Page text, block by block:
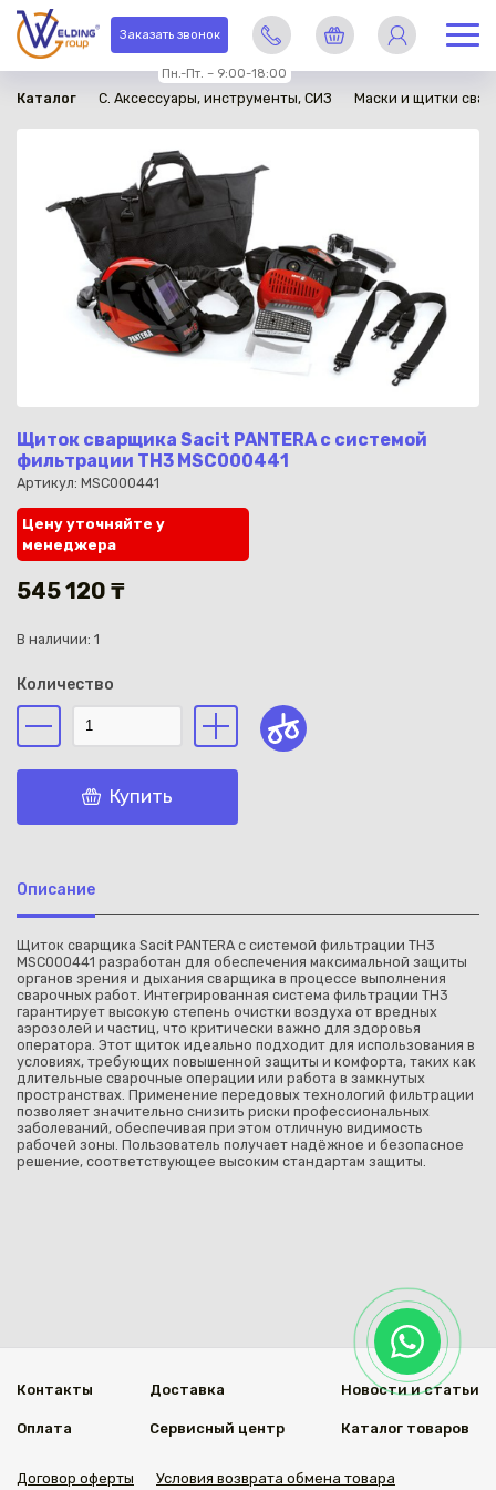
Заказать звонок
Пн.-Пт. – 9:00-18:00
Каталог C. Аксессуары, инструменты, СИЗ Маски и щитки
Щиток сварщика Sacit PANTERA с системой
фильтрации TH3 MSC000441
Артикул: MSC000441
в наличии
Цену уточняйте у
менеджера
545 120 ₸
В наличии: 1
Количество
Купить
Описание
Щиток сварщика Sacit PANTERA с системой фильтрации TH3
MSC000441 разработан для обеспечения максимальной защиты
органов зрения и дыхания сварщика в процессе выполнения
сварочных работ. Интегрированная система фильтрации TH3
гарантирует высокую степень очистки воздуха от вредных
аэрозолей и частиц, что критически важно для здоровья
оператора. Этот щиток идеально подходит для использования в
условиях, требующих повышенной защиты и комфорта, таких как
длительные сварочные операции или работа в замкнутых
пространствах. Применение передовых технологий фильтрации
позволяет значительно снизить риски профессиональных
заболеваний, обеспечивая при этом отличную видимость
рабочей зоны. Пользователь получает надёжное и безопасное
решение, соответствующее высоким стандартам защиты.
Контакты
Оплата
Доставка
Сервисный центр
Новости и статьи
Каталог товаров
Договор оферты Условия возврата обмена товара